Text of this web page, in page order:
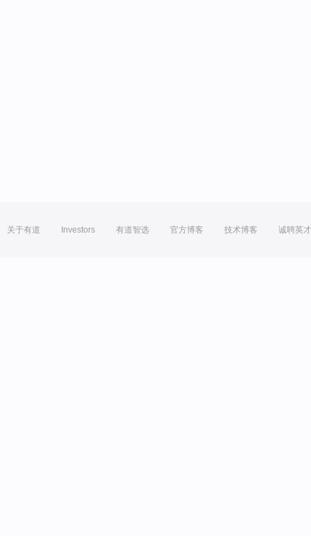
关于有道 Investors 有道智选 官方博客 技术博客 诚聘英才